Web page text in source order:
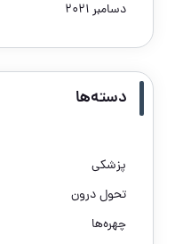
دسامبر 2021
دسته‌ها
پزشکی
تحول درون
چهره‌ها